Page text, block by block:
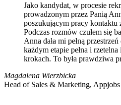
Jako kandydat, w procesie
prowadzonym przez Panią
poszukującym pracy kontaktu
Podczas rozmów czułem się
Anna dała mi pełną
każdym etapie pełna i
krokach. To była prawdziwa
Magdalena Wierzbicka
Head of Sales & Marketing, Appjobs